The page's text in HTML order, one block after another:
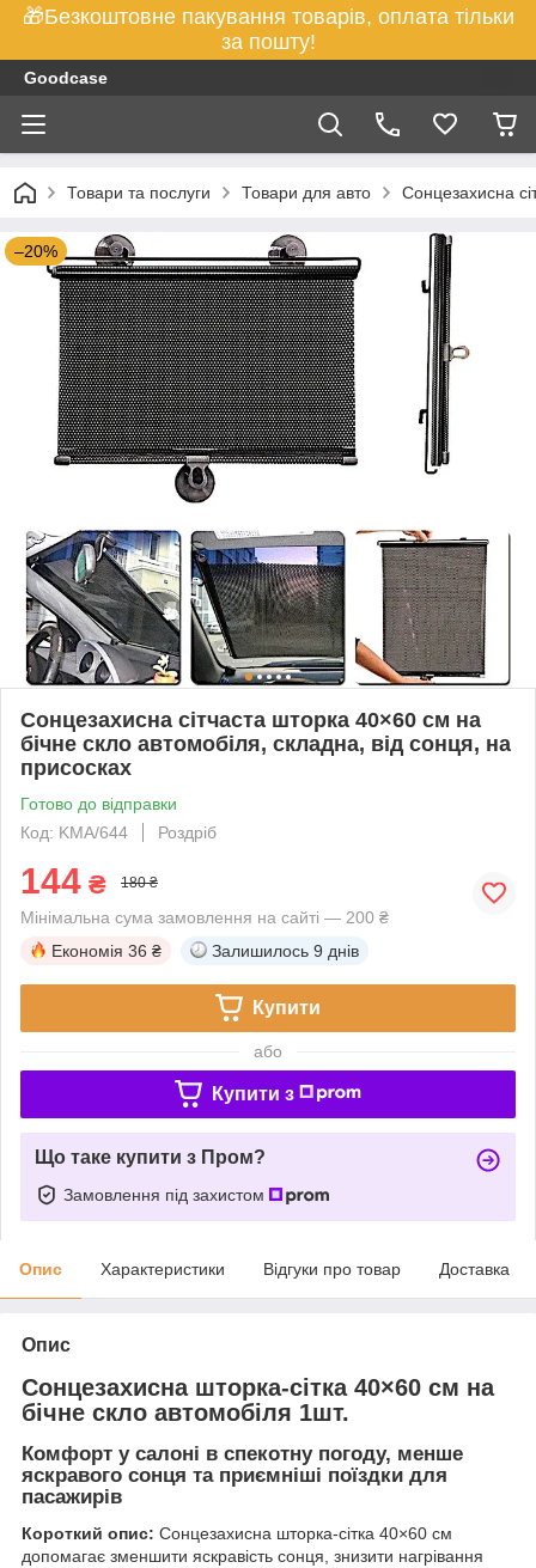
🎁Безкоштовне пакування товарів, оплата тільки
за пошту!
Goodcase
Товари та послуги Товари для авто Сонцезахисна
–20%
Сонцезахисна сітчаста шторка 40×60 см на
бічне скло автомобіля, складна, від сонця, на
присосках
Готово до відправки
Код: KMA/644
Роздріб
144 ₴ 180 ₴
Мінімальна сума замовлення на сайті — 200 ₴
Економія 36 ₴ Залишилось 9 днів
Купити
або
Купити з
Що таке купити з Пром?
Замовлення під захистом
Опис Характеристики Відгуки про товар Доставка
Опис
Сонцезахисна шторка-сітка 40×60 см на
бічне скло автомобіля 1шт.
Комфорт у салоні в спекотну погоду, менше
яскравого сонця та приємніші поїздки для
пасажирів
Короткий опис: Сонцезахисна шторка-сітка 40×60 см
допомагає зменшити яскравість сонця, знизити нагрівання